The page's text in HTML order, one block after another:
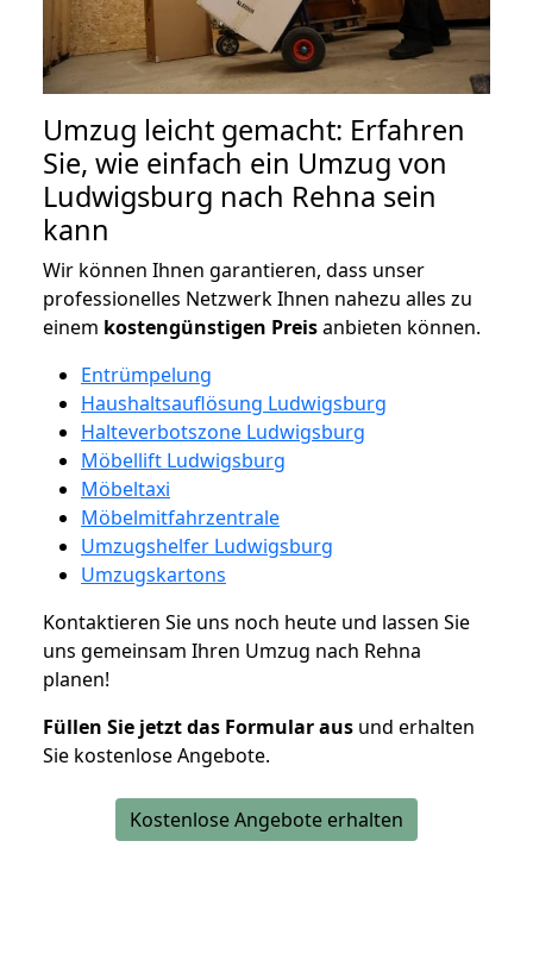
Umzug leicht gemacht: Erfahren
Sie, wie einfach ein Umzug von
Ludwigsburg nach Rehna sein
kann
Wir können Ihnen garantieren, dass unser
professionelles Netzwerk Ihnen nahezu alles zu
einem kostengünstigen Preisanbieten können.
Entrümpelung
Haushaltsauflösung Ludwigsburg
Halteverbotszone Ludwigsburg
Möbellift Ludwigsburg
Möbeltaxi
Möbelmitfahrzentrale
Umzugshelfer Ludwigsburg
Umzugskartons
Kontaktieren Sie uns noch heute und lassen Sie
uns gemeinsam Ihren Umzug nach Rehna
planen!
Füllen Sie jetzt das Formular aus und erhalten
Sie kostenlose Angebote.
Kostenlose Angebote erhalten